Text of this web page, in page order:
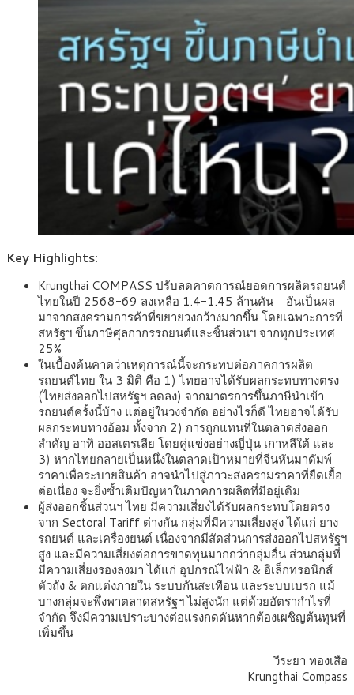
Key Highlights:
Krungthai COMPASS ปรับลดคาดการณ์ยอดการผลิตรถยนต์
ไทยในปี 2568-69 ลงเหลือ 1.4-1.45 ล้านคัน อันเป็นผล
มาจากสงครามการค้าที่ขยายวงกว้างมากขึ้น โดยเฉพาะการที่
สหรัฐฯ ขึ้นภาษีศุลกากรรถยนต์และชิ้นส่วนฯ จากทุกประเทศ
25%
ในเบื้องต้นคาดว่าเหตุการณ์นี้จะกระทบต่อภาคการผลิต
รถยนต์ไทย ใน 3 มิติ คือ 1) ไทยอาจได้รับผลกระทบทางตรง
(ไทยส่งออกไปสหรัฐฯ ลดลง) จากมาตรการขึ้นภาษีนำเข้า
รถยนต์ครั้งนี้บ้าง แต่อยู่ในวงจำกัด อย่างไรก็ดี ไทยอาจได้รับ
ผลกระทบทางอ้อม ทั้งจาก 2) การถูกแทนที่ในตลาดส่งออก
สำคัญ อาทิ ออสเตรเลีย โดยคู่แข่งอย่างญี่ปุ่น เกาหลีใต้ และ
3) หากไทยกลายเป็นหนึ่งในตลาดเป้าหมายที่จีนหันมาดัมพ์
ราคาเพื่อระบายสินค้า อาจนำไปสู่ภาวะสงครามราคาที่ยืดเยื้อ
ต่อเนื่อง จะยิ่งซ้ำเติมปัญหาในภาคการผลิตที่มีอยู่เดิม
ผู้ส่งออกชิ้นส่วนฯ ไทย มีความเสี่ยงได้รับผลกระทบโดยตรง
จาก Sectoral Tariff ต่างกัน กลุ่มที่มีความเสี่ยงสูง ได้แก่ ยาง
รถยนต์ และเครื่องยนต์ เนื่องจากมีสัดส่วนการส่งออกไปสหรัฐฯ
สูง และมีความเสี่ยงต่อการขาดทุนมากกว่ากลุ่มอื่น ส่วนกลุ่มที่
มีความเสี่ยงรองลงมา ได้แก่ อุปกรณ์ไฟฟ้า & อิเล็กทรอนิกส์
ตัวถัง & ตกแต่งภายใน ระบบกันสะเทือน และระบบเบรก แม้
บางกลุ่มจะพึ่งพาตลาดสหรัฐฯ ไม่สูงนัก แต่ด้วยอัตรากำไรที่
จำกัด จึงมีความเปราะบางต่อแรงกดดันหากต้องเผชิญต้นทุนที่
เพิ่มขึ้น
วีระยา ทองเสือ
Krungthai Compass